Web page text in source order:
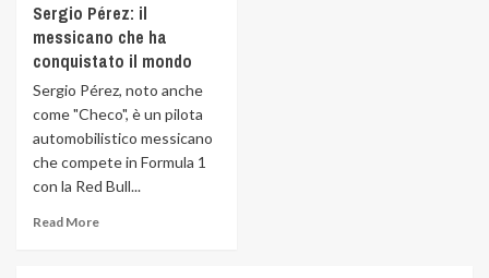
Sergio Pérez: il
messicano che ha
conquistato il mondo
Sergio Pérez, noto anche
come "Checo", è un pilota
automobilistico messicano
che compete in Formula 1
con la Red Bull...
Read More